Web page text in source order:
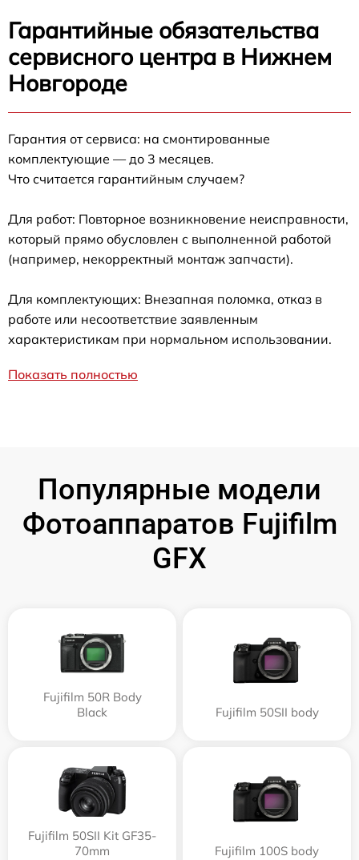
Гарантийные обязательства
сервисного центра в Нижнем
Новгороде
Гарантия от сервиса: на смонтированные
комплектующие — до 3 месяцев.
Что считается гарантийным случаем?
Для работ: Повторное возникновение неисправности,
который прямо обусловлен с выполненной работой
(например, некорректный монтаж запчасти).
Для комплектующих: Внезапная поломка, отказ в
работе или несоответствие заявленным
характеристикам при нормальном использовании.
Показать полностью
Популярные модели
Фотоаппаратов Fujifilm
GFX
Fujifilm 50R Body
Black
Fujifilm 50SII body
Fujifilm 50SII Kit GF35-
70mm
Fujifilm 100S body